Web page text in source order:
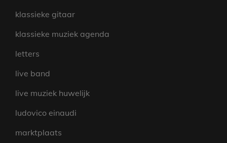
klassieke gitaar
klassieke muziek agenda
letters
live band
live muziek huwelijk
ludovico einaudi
marktplaats